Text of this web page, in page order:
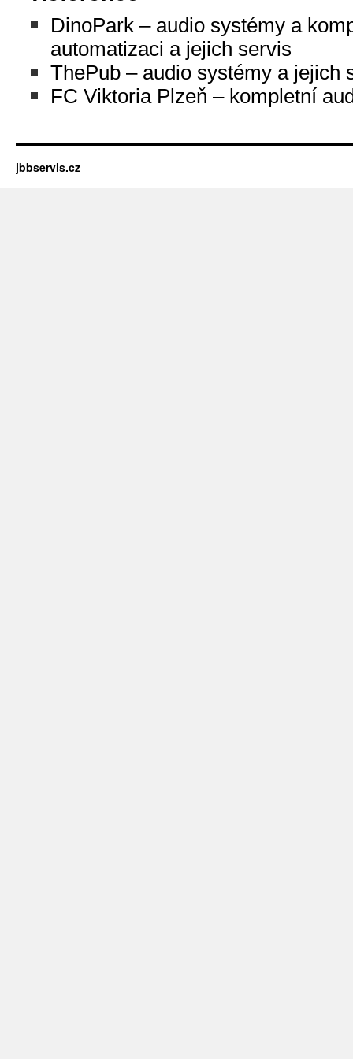
DinoPark – audio systémy a
automatizaci a jejich servis
ThePub – audio systémy a jejich
FC Viktoria Plzeň – kompletní
jbbservis.cz